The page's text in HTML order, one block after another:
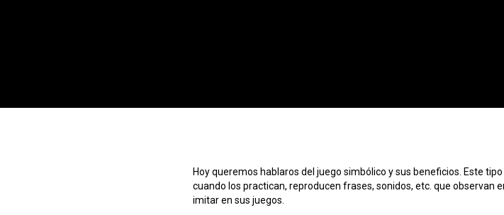
Hoy queremos hablaros del juego simbólico y sus beneficios. Este
cuando los practican, reproducen frases, sonidos, etc. que observan
imitar en sus juegos.